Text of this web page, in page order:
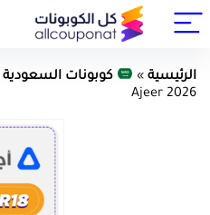
الرئيسية » كوبونات السعودية
Ajeer 2026